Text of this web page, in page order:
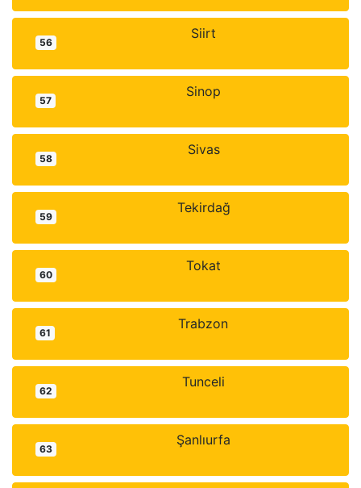
56
Siirt
57
Sinop
58
Sivas
59
Tekirdağ
60
Tokat
61
Trabzon
62
Tunceli
63
Şanlıurfa